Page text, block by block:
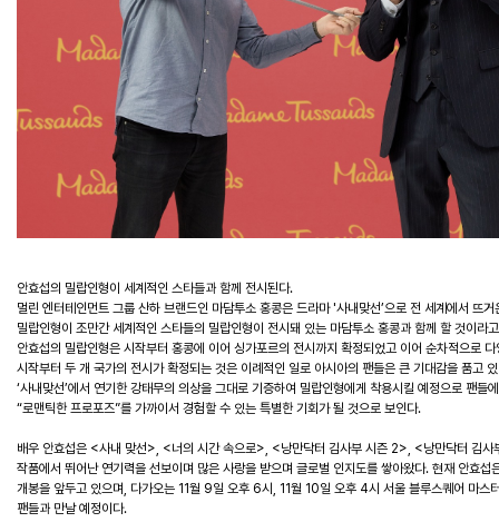
안효섭의 밀랍인형이 세계적인 스타들과 함께 전시된다.
멀린 엔터테인먼트 그룹 산하 브랜드인 마담투소 홍콩은 드라마 '사내맞선’으로 전 세계에서 뜨
밀랍인형이 조만간 세계적인 스타들의 밀랍인형이 전시돼 있는 마담투소 홍콩과 함께 할 것이라
안효섭의 밀랍인형은 시작부터 홍콩에 이어 싱가포르의 전시까지 확정되었고 이어 순차적으로
시작부터 두 개 국가의 전시가 확정되는 것은 이례적인 일로 아시아의 팬들은 큰 기대감을 품고
‘사내맞선’에서 연기한 강태무의 의상을 그대로 기증하여 밀랍인형에게 착용시킬 예정으로 팬들
“로맨틱한 프로포즈”를 가까이서 경험할 수 있는 특별한 기회가 될 것으로 보인다.
배우 안효섭은 <사내 맞선>, <너의 시간 속으로>, <낭만닥터 김사부 시즌 2>, <낭만닥터 김
작품에서 뛰어난 연기력을 선보이며 많은 사랑을 받으며 글로벌 인지도를 쌓아왔다. 현재 안효
개봉을 앞두고 있으며, 다가오는 11월 9일 오후 6시, 11월 10일 오후 4시 서울 블루스퀘어 마스
팬들과 만날 예정이다.